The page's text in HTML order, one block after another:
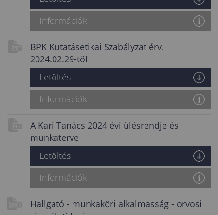
Információk
BPK Kutatásetikai Szabályzat érv.
2024.02.29-től
Letöltés
Információk
A Kari Tanács 2024 évi ülésrendje és
munkaterve
Letöltés
Információk
Hallgató - munkaköri alkalmasság - orvosi